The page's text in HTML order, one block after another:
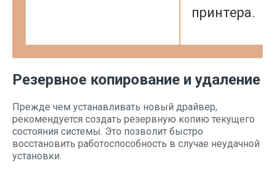
принтера.
Резервное копирование и удаление
Прежде чем устанавливать новый драйвер,
рекомендуется создать резервную копию текущего
состояния системы. Это позволит быстро
восстановить работоспособность в случае неудачной
установки.